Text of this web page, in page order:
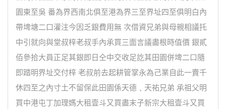
園東至吳 番為界西南北俱至港為界三至界址四至俱明白內
帶埤塘二口灌注今因乏銀費用無 次借資兄弟與母親相議托
中引就向與堂叔梓老叔手內承買三面言議盡根時值價 銀貳
佰參拾大員正足其銀即日仝中交收足訖其田園併埤二口隨
即踏明界址交付梓 老叔前去起耕管掌永為己業自此一賣千
休四至之內寸土不留保此田園係天德﹑天祐兄弟 承祖父明
買中港屯丁加理媽大租壹斗又買盡末子新宗大租壹斗又買